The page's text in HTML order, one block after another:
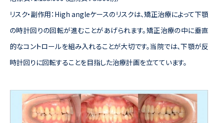
リスク・副作用：High angleケースのリスクは、矯正治療によって下顎
の時計回りの回転が進むことがあげられます。矯正治療の中に垂直
的なコントロールを組み入れることが大切です。当院では、下顎が反
時計回りに回転することを目指した治療計画を立てています。